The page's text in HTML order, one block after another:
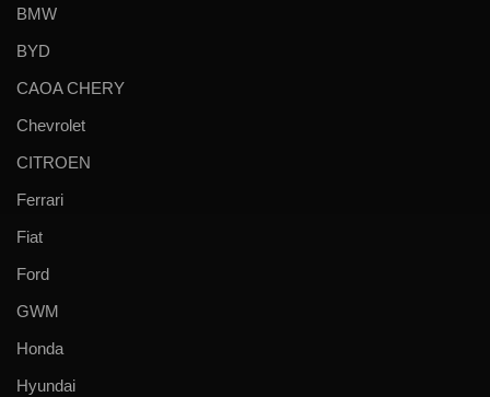
BMW
BYD
CAOA CHERY
Chevrolet
CITROEN
Ferrari
Fiat
Ford
GWM
Honda
Hyundai